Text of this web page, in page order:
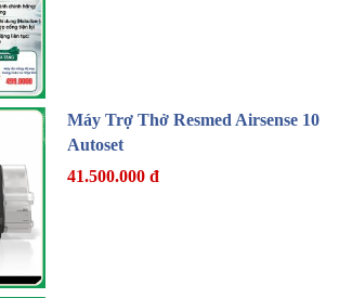
Máy Trợ Thở Resmed Airsense 10
Autoset
41.500.000 đ